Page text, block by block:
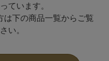
ています。
は下の商品一覧からご覧
い。